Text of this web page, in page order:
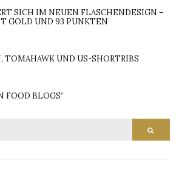
SICH IM NEUEN FLASCHENDESIGN –
GOLD UND 93 PUNKTEN
TOMAHAWK UND US-SHORTRIBS
FOOD BLOGS“